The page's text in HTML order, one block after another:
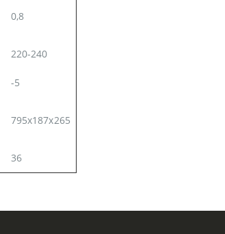
0,8
220-240
-5
795x187x265
36